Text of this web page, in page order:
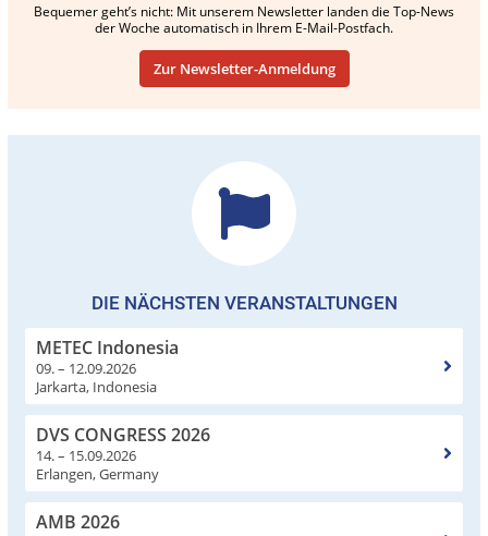
Bequemer geht’s nicht: Mit unserem Newsletter landen die Top-News
der Woche automatisch in Ihrem E-Mail-Postfach.
Zur Newsletter-Anmeldung
DIE NÄCHSTEN VERANSTALTUNGEN
METEC Indonesia
09. – 12.09.2026
Jarkarta, Indonesia
DVS CONGRESS 2026
14. – 15.09.2026
Erlangen, Germany
AMB 2026